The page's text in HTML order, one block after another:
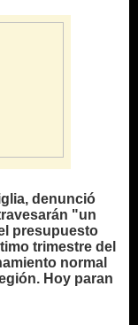
denunció
"un
presupuesto
trimestre del
normal
Hoy paran